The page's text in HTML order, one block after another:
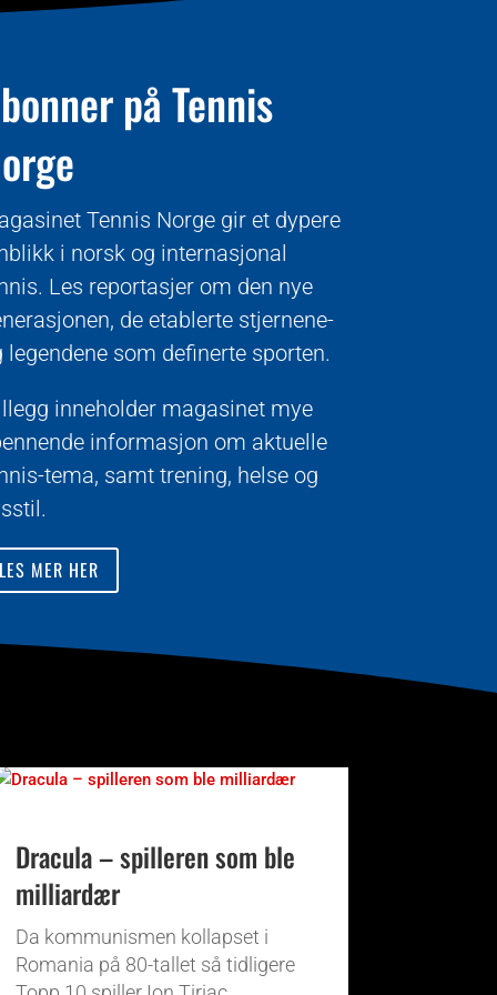
på Tennis
Tennis Norge gir et dypere
i norsk og internasjonal
Les reportasjer om den nye
de etablerte stjernene-
legendene som definerte sporten.
inneholder magasinet mye
informasjon om aktuelle
tema, samt trening, helse og
LES MER HER
Dracula – spilleren som ble
milliardær
Da kommunismen kollapset i
Romania på 80-tallet så tidligere